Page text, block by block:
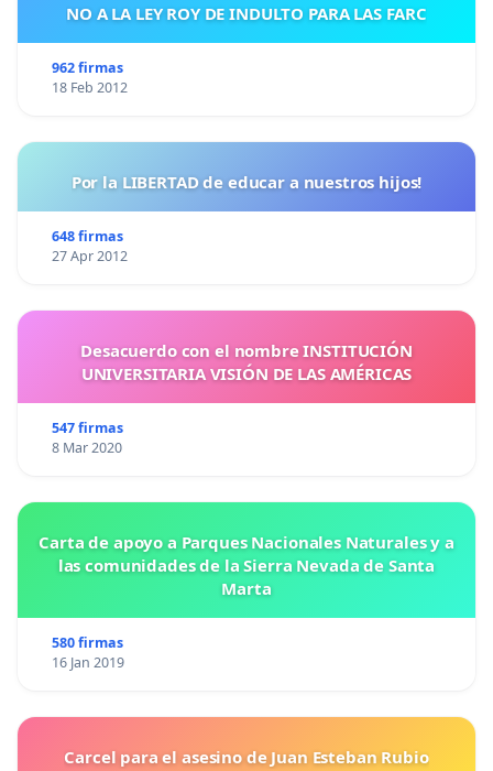
NO A LA LEY ROY DE INDULTO PARA LAS FARC
962 firmas
18 Feb 2012
Por la LIBERTAD de educar a nuestros hijos!
648 firmas
27 Apr 2012
Desacuerdo con el nombre INSTITUCIÓN
UNIVERSITARIA VISIÓN DE LAS AMÉRICAS
547 firmas
8 Mar 2020
Carta de apoyo a Parques Nacionales Naturales y a
las comunidades de la Sierra Nevada de Santa
Marta
580 firmas
16 Jan 2019
Carcel para el asesino de Juan Esteban Rubio